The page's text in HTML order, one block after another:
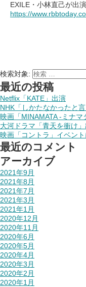
EXILE・小林直己が出演
https://
検索対象:
最近の投稿
Netflix「KATE」出演
NHK「しかたなかったと
映画「MINAMATA -ミナマ
大河ドラマ「青天を衝け
映画「コントラ」イベン
最近のコメント
アーカイブ
2021年9月
2021年8月
2021年7月
2021年3月
2021年1月
2020年12月
2020年11月
2020年6月
2020年5月
2020年4月
2020年3月
2020年2月
2020年1月